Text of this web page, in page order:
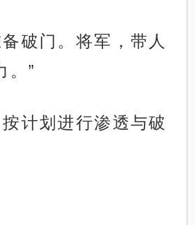
破门。将军，带人
。”
计划进行渗透与破